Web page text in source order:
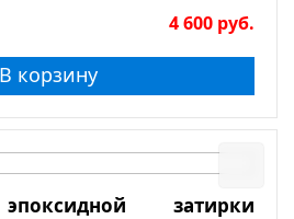
4 600 руб.
В корзину
затирки